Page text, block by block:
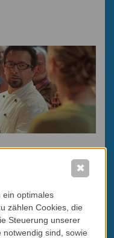
ein optimales
zählen Cookies, die
Steuerung unserer
sind, sowie
✖